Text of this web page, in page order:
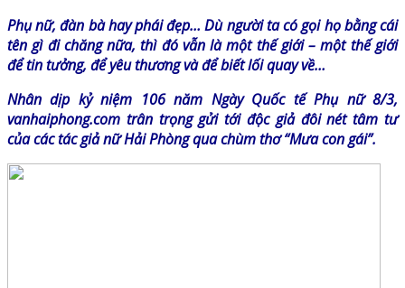
Phụ nữ, đàn bà hay phái đẹp… Dù người ta có gọi họ bằng cái
tên gì đi chăng nữa, thì đó vẫn là một thế giới – một thế giới
để tin tưởng, để yêu thương và để biết lối quay về…
Nhân dịp kỷ niệm 106 năm Ngày Quốc tế Phụ nữ 8/3,
vanhaiphong.com trân trọng gửi tới độc giả đôi nét tâm tư
của các tác giả nữ Hải Phòng qua chùm thơ “Mưa con gái”.